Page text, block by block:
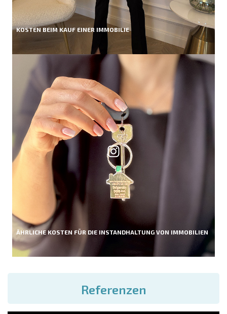
KOSTEN BEIM KAUF EINER IMMOBILIE
ÄHRLICHE KOSTEN FÜR DIE INSTANDHALTUNG VON IMMOBILIEN
Referenzen